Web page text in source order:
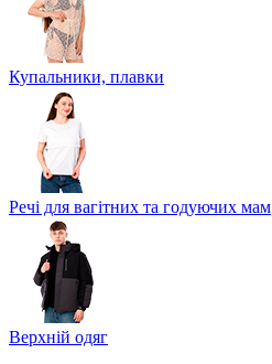
Купальники, плавки
Речі для вагітних та годуючих мам
Верхній одяг